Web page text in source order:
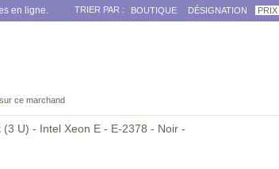
en ligne. TRIER PAR : BOUTIQUE DÉSIGNATION PRIX
ce marchand
U) - Intel Xeon E - E-2378 - Noir -